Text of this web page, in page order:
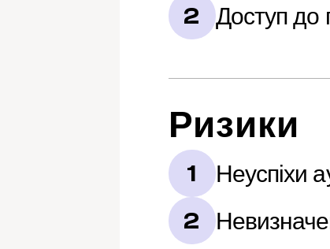
2 Доступ до
Ризики
1 Неуспіхи
2